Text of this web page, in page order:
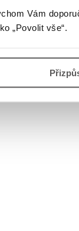
Vám
„Povolit vše“.